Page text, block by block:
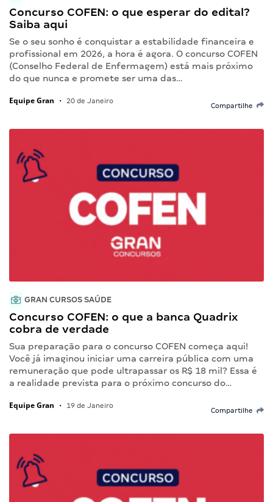
Concurso COFEN: o que esperar do edital?
Saiba aqui
Se o seu sonho é conquistar a estabilidade financeira e
profissional em 2026, a hora é agora. O concurso COFEN
(Conselho Federal de Enfermagem) está mais próximo
do que nunca e promete ser uma das…
Equipe Gran • 20 de Janeiro
Compartilhe
GRAN CURSOS SAÚDE
Concurso COFEN: o que a banca Quadrix
cobra de verdade
Sua preparação para o concurso COFEN começa aqui!
Você já imaginou iniciar uma carreira pública com uma
remuneração que pode ultrapassar os R$ 18 mil? Essa é
a realidade prevista para o próximo concurso do…
Equipe Gran • 19 de Janeiro
Compartilhe